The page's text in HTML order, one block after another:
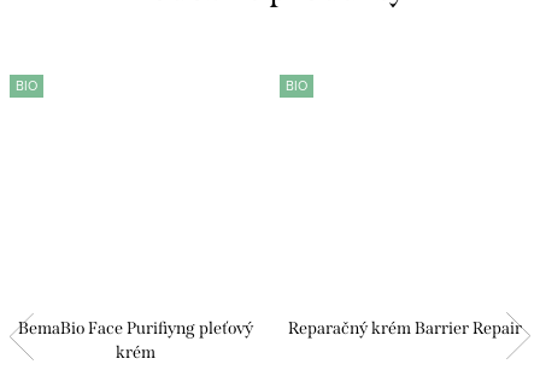
BIO
BemaBio Face Purifiyng pleťový
krém
BIO
Reparačný krém Barrier Repair